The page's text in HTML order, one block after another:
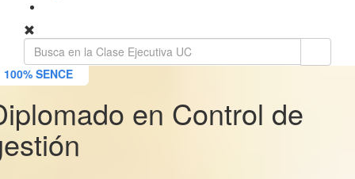
100% SENCE
en Control de